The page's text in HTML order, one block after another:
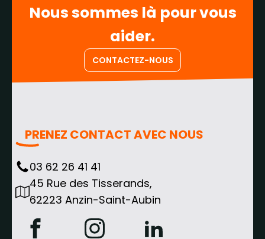
Nous sommes là pour vous
aider.
CONTACTEZ-NOUS
PRENEZ CONTACT AVEC NOUS
03 62 26 41 41
45 Rue des Tisserands,
62223 Anzin-Saint-Aubin